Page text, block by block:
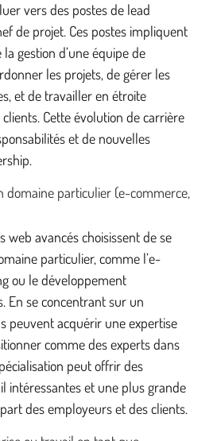
vers des postes de lead
de projet. Ces postes impliquent
gestion d’une équipe de
les projets, de gérer les
et de travailler en étroite
Cette évolution de carrière
et de nouvelles
domaine particulier (e-commerce,
web avancés choisissent de se
particulier, comme l’e-
ou le développement
En se concentrant sur un
peuvent acquérir une expertise
comme des experts dans
peut offrir des
intéressantes et une plus grande
des employeurs et des clients.